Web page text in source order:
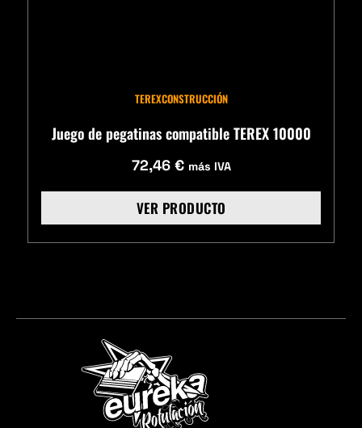
TEREXCONSTRUCCIÓN
Juego de pegatinas compatible TEREX 10000
72,46 € más IVA
VER PRODUCTO